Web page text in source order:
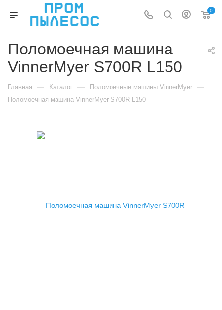
0
Поломоечная машина
VinnerMyer S700R L150
Главная — Каталог — Поломоечные машины VinnerMyer —
Поломоечная машина VinnerMyer S700R L150